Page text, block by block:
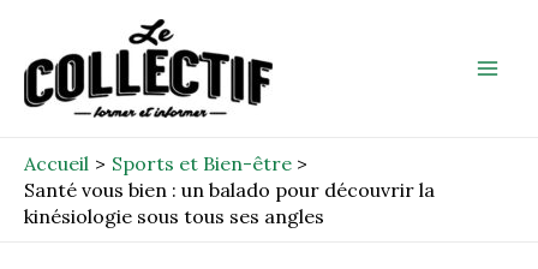
contenu
Accueil
Sports et Bien-être
Santé vous bien : un balado pour découvrir la
kinésiologie sous tous ses angles
navigation